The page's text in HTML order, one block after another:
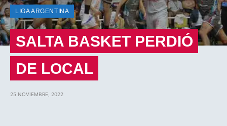
LIGA ARGENTINA
SALTA BASKET PERDIÓ
DE LOCAL
25 NOVIEMBRE, 2022